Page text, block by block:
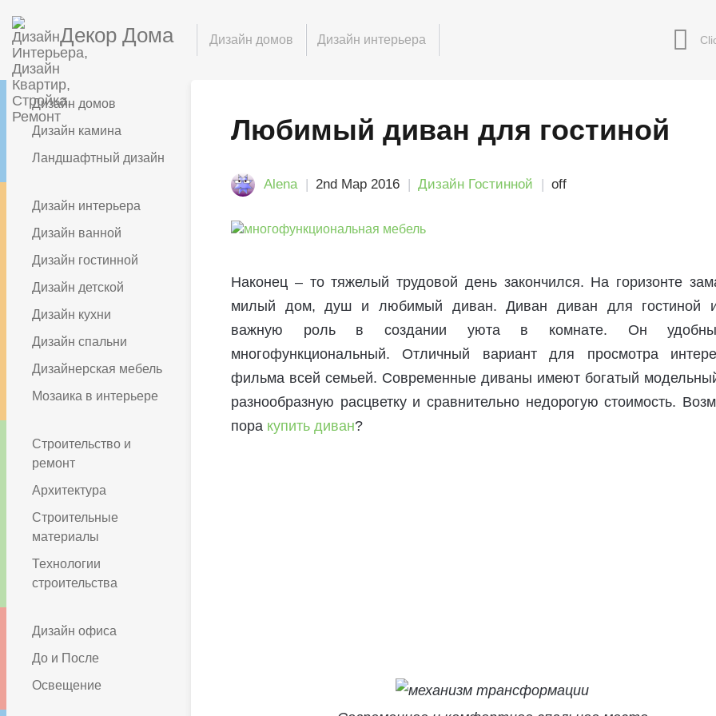
Декор Дома Дизайн домов Дизайн интерьера
Дизайн домов
Дизайн камина
Ландшафтный дизайн
Дизайн интерьера
Дизайн ванной
Дизайн гостинной
Дизайн детской
Дизайн кухни
Дизайн спальни
Дизайнерская мебель
Мозаика в интерьере
Строительство и
ремонт
Архитектура
Строительные
материалы
Технологии
строительства
Дизайн офиса
До и После
Освещение
Любимый диван для гостиной
Alena 2nd Мар 2016 Дизайн Гостинной off
Наконец – то тяжелый трудовой день закончился. На горизонте
милый дом, душ и любимый диван. Диван диван для гостиной
важную роль в создании уюта в комнате. Он
многофункциональный. Отличный вариант для просмотра
фильма всей семьей. Современные диваны имеют богатый
разнообразную расцветку и сравнительно недорогую стоимость.
пора купить диван?